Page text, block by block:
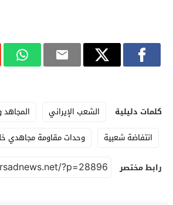
كلمات دليلية الشعب الإيراني
المجاهد
انتفاضة شعبية
وحدات مقاومة مجاهدي
رابط مختصر